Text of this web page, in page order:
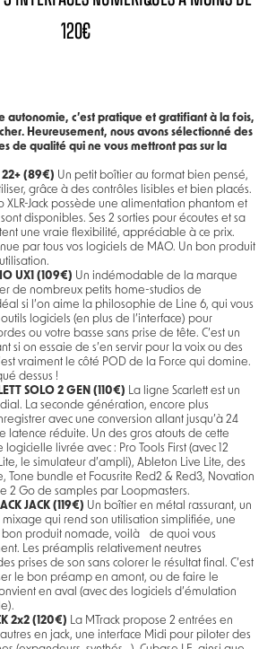
120€
autonomie, c’est pratique et gratifiant à la fois,
Heureusement, nous avons sélectionné des
de qualité qui ne vous mettront pas sur la
22+ (89€) Un petit boîtier au format bien pensé,
grâce à des contrôles lisibles et bien placés.
XLR-Jack possède une alimentation phantom et
disponibles. Ses 2 sorties pour écoutes et sa
une vraie flexibilité, appréciable à ce prix.
par tous vos logiciels de MAO. Un bon produit
UX1 (109€) Un indémodable de la marque
de nombreux petits home-studios de
si l’on aime la philosophie de Line 6, qui vous
logiciels (en plus de l’interface) pour
ou votre basse sans prise de tête. C’est un
si on essaie de s’en servir pour la voix ou des
vraiment le côté POD de la Force qui domine.
dessus !
SOLO 2 GEN (110€) La ligne Scarlett est un
La seconde génération, encore plus
avec une conversion allant jusqu’à 24
latence réduite. Un des gros atouts de cette
logicielle livrée avec : Pro Tools First (avec 12
le simulateur d’ampli), Ableton Live Lite, des
Tone bundle et Focusrite Red2 & Red3, Novation
2 Go de samples par Loopmasters.
JACK (119€) Un boîtier en métal rassurant, un
qui rend son utilisation simplifiée, une
bon produit nomade, voilà de quoi vous
Les préamplis relativement neutres
prises de son sans colorer le résultat final. C’est
le bon préamp en amont, ou de faire le
en aval (avec des logiciels d’émulation
2x2 (120€) La MTrack propose 2 entrées en
en jack, une interface Midi pour piloter des